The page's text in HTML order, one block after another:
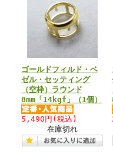
ゴールドフィルド・ベ
ゼル・セッティング
（空枠）ラウンド
8mm「14kgf」（1個）
5,490円 (税込)
在庫切れ